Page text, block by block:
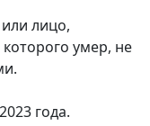
лицо,
умер, не
года.